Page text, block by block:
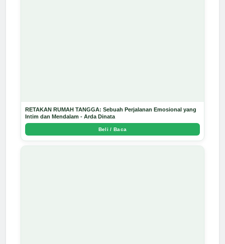
RETAKAN RUMAH TANGGA: Sebuah Perjalanan Emosional yang
Intim dan Mendalam - Arda Dinata
Beli / Baca